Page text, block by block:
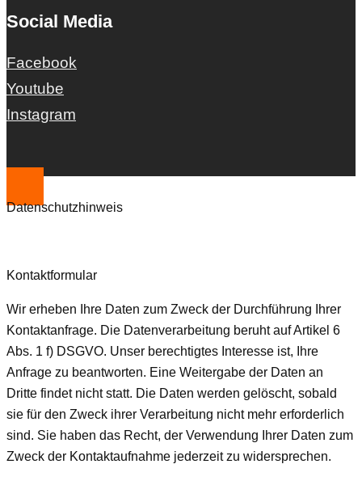
Social Media
Facebook
Youtube
Instagram
Datenschutzhinweis
Kontaktformular
Wir erheben Ihre Daten zum Zweck der Durchführung Ihrer
Kontaktanfrage. Die Datenverarbeitung beruht auf Artikel 6
Abs. 1 f) DSGVO. Unser berechtigtes Interesse ist, Ihre
Anfrage zu beantworten. Eine Weitergabe der Daten an
Dritte findet nicht statt. Die Daten werden gelöscht, sobald
sie für den Zweck ihrer Verarbeitung nicht mehr erforderlich
sind. Sie haben das Recht, der Verwendung Ihrer Daten zum
Zweck der Kontaktaufnahme jederzeit zu widersprechen.